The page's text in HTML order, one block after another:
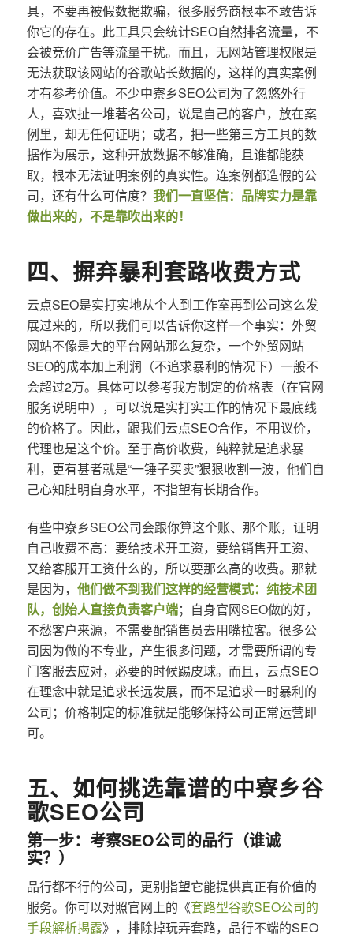
具，不要再被假数据欺骗，很多服务商根本不敢告诉
你它的存在。此工具只会统计SEO自然排名流量，不
会被竞价广告等流量干扰。而且，无网站管理权限是
无法获取该网站的谷歌站长数据的，这样的真实案例
才有参考价值。不少中寮乡SEO公司为了忽悠外行
人，喜欢扯一堆著名公司，说是自己的客户，放在案
例里，却无任何证明；或者，把一些第三方工具的数
据作为展示，这种开放数据不够准确，且谁都能获
取，根本无法证明案例的真实性。连案例都造假的公
司，还有什么可信度？ 我们一直坚信：品牌实力是靠
做出来的，不是靠吹出来的！
四、摒弃暴利套路收费方式
云点SEO是实打实地从个人到工作室再到公司这么发
展过来的，所以我们可以告诉你这样一个事实：外贸
网站不像是大的平台网站那么复杂，一个外贸网站
SEO的成本加上利润（不追求暴利的情况下）一般不
会超过2万。具体可以参考我方制定的价格表（在官网
服务说明中），可以说是实打实工作的情况下最底线
的价格了。因此，跟我们云点SEO合作，不用议价，
代理也是这个价。至于高价收费，纯粹就是追求暴
利，更有甚者就是“一锤子买卖”狠狠收割一波，他们自
己心知肚明自身水平，不指望有长期合作。
有些中寮乡SEO公司会跟你算这个账、那个账，证明
自己收费不高：要给技术开工资，要给销售开工资、
又给客服开工资什么的，所以要那么高的收费。那就
是因为， 他们做不到我们这样的经营模式：纯技术团
队，创始人直接负责客户端；自身官网SEO做的好，
不愁客户来源，不需要配销售员去用嘴拉客。很多公
司因为做的不专业，产生很多问题，才需要所谓的专
门客服去应对，必要的时候踢皮球。而且，云点SEO
在理念中就是追求长远发展，而不是追求一时暴利的
公司；价格制定的标准就是能够保持公司正常运营即
可。
五、如何挑选靠谱的中寮乡谷
歌SEO公司
第一步：考察SEO公司的品行（谁诚
实？）
品行都不行的公司，更别指望它能提供真正有价值的
服务。你可以对照官网上的《套路型谷歌SEO公司的
手段解析揭露》，排除掉玩弄套路，品行不端的SEO